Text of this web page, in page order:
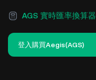
AGS 實時匯率換算器
登入購買Aegis(AGS)